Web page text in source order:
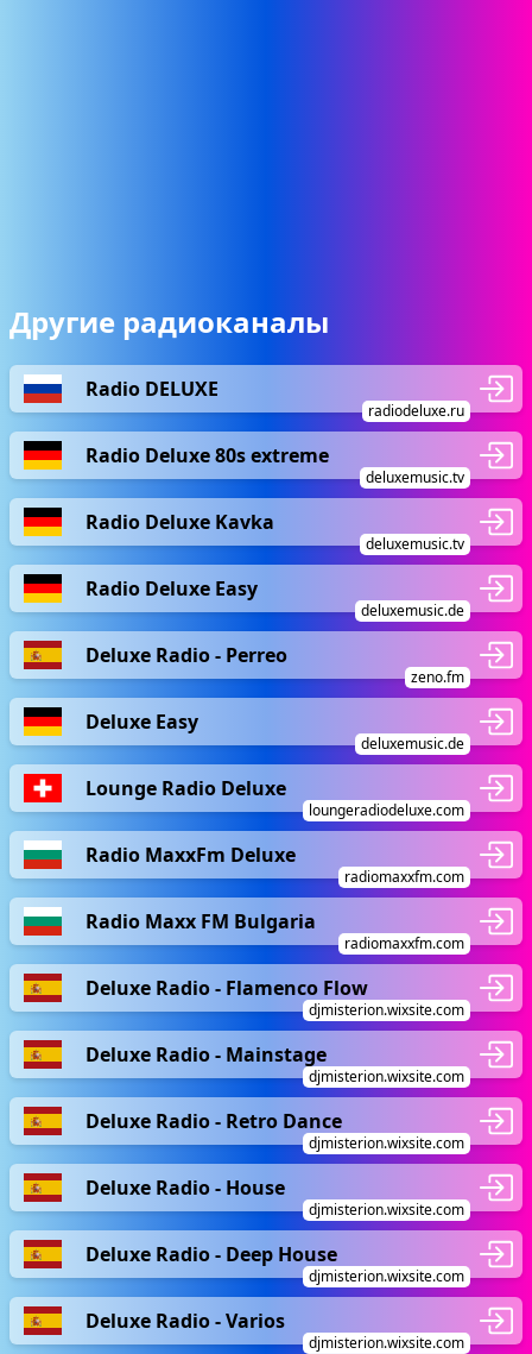
Другие радиоканалы
Radio DELUXE
radiodeluxe.ru
Radio Deluxe 80s extreme
deluxemusic.tv
Radio Deluxe Kavka
deluxemusic.tv
Radio Deluxe Easy
deluxemusic.de
Deluxe Radio - Perreo
zeno.fm
Deluxe Easy
deluxemusic.de
Lounge Radio Deluxe
loungeradiodeluxe.com
Radio MaxxFm Deluxe
radiomaxxfm.com
Radio Maxx FM Bulgaria
radiomaxxfm.com
Deluxe Radio - Flamenco Flow
djmisterion.wixsite.com
Deluxe Radio - Mainstage
djmisterion.wixsite.com
Deluxe Radio - Retro Dance
djmisterion.wixsite.com
Deluxe Radio - House
djmisterion.wixsite.com
Deluxe Radio - Deep House
djmisterion.wixsite.com
Deluxe Radio - Varios
djmisterion.wixsite.com